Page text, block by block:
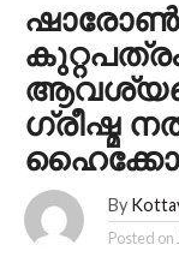
ഷാരോണ്‍
ഗ്രീഷ്മ
By
Posted on